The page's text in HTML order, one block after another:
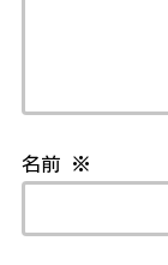
名前 ※